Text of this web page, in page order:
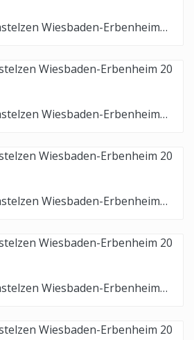
LaSa Waeschbachstelzen Wiesbaden-Erbenheim 20 04 2024 0067
LaSa Waeschbachstelzen Wiesbaden-Erbenheim 20 04 2024 0068
LaSa Waeschbachstelzen Wiesbaden-Erbenheim 20 04 2024 0069
LaSa Waeschbachstelzen Wiesbaden-Erbenheim 20 04 2024 0070